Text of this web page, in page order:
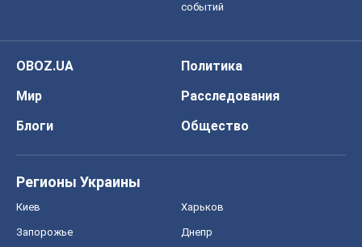
событий
OBOZ.UA
Политика
Мир
Расследования
Блоги
Общество
Регионы Украины
Киев Харьков
Запорожье Днепр